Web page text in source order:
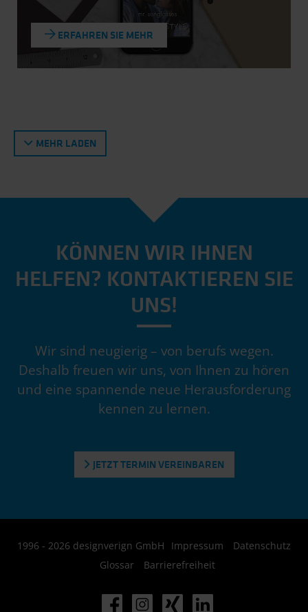
ERFAHREN SIE MEHR
MEHR LADEN
KÖNNEN WIR IHNEN
HELFEN? KONTAKTIEREN SIE
UNS!
Wir sind neugierig – von berufs wegen.
Deshalb freuen wir uns, von Ihnen zu hören
und eine spannende neue Herausforderung
kennen zu lernen.
JETZT TERMIN VEREINBAREN
1996 - 2026 designverign GmbH Impressum
Datenschutz
Glossar
Barrierefreiheit